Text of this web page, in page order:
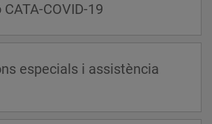
COVID-19
especials i assistència